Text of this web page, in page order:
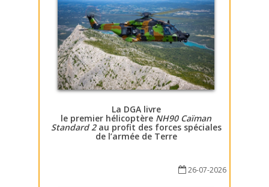
La DGA livre
le premier hélicoptère NH90 Caïman
Standard 2au profit des forces spéciales
de l’armée de Terre
26-07-2026